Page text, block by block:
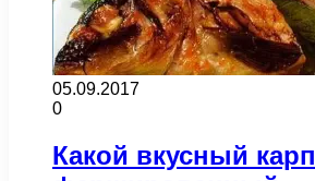
05.09.2017
0
Какой вкусный карп